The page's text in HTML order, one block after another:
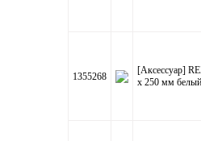
1355268
[Аксессуар]
х 250 мм